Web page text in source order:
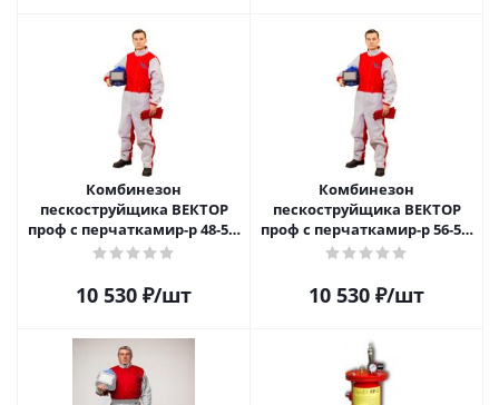
Комбинезон
пескоструйщика ВЕКТОР
проф с перчаткамир-р 48-50,
рост 188
10 530 ₽/шт
Комбинезон
пескоструйщика ВЕКТОР
проф с перчаткамир-р 56-58,
рост 188
10 530 ₽/шт